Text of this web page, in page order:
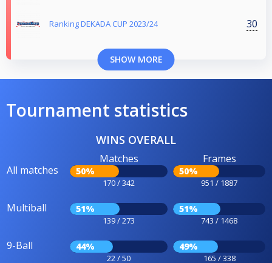
Ranking DEKADA CUP 2023/24 30
SHOW MORE
Tournament statistics
WINS OVERALL
All matches
Matches
50%
170 / 342
Frames
50%
951 / 1887
Multiball 51%
139 / 273
51%
743 / 1468
9-Ball 44%
22 / 50
49%
165 / 338